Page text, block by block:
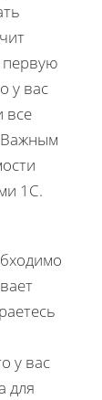
первую
у вас
все
1С.
у вас
для